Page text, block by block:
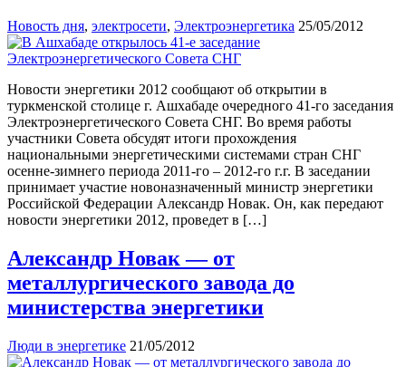
Новость дня, электросети, Электроэнергетика 25/05/2012
Новости энергетики 2012 сообщают об открытии в
туркменской столице г. Ашхабаде очередного 41-го заседания
Электроэнергетического Совета СНГ. Во время работы
участники Совета обсудят итоги прохождения
национальными энергетическими системами стран СНГ
осенне-зимнего периода 2011-го – 2012-го г.г. В заседании
принимает участие новоназначенный министр энергетики
Российской Федерации Александр Новак. Он, как передают
новости энергетики 2012, проведет в […]
Александр Новак — от
металлургического завода до
министерства энергетики
Люди в энергетике 21/05/2012